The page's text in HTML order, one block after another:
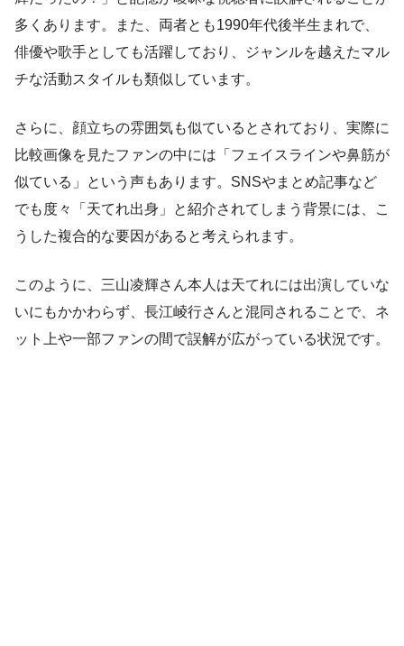
多くあります。また、両者とも1990年代後半生まれで、
俳優や歌手としても活躍しており、ジャンルを越えたマル
チな活動スタイルも類似しています。
さらに、顔立ちの雰囲気も似ているとされており、実際に
比較画像を見たファンの中には「フェイスラインや鼻筋が
似ている」という声もあります。SNSやまとめ記事など
でも度々「天てれ出身」と紹介されてしまう背景には、こ
うした複合的な要因があると考えられます。
このように、三山凌輝さん本人は天てれには出演していな
いにもかかわらず、長江崚行さんと混同されることで、ネ
ット上や一部ファンの間で誤解が広がっている状況です。